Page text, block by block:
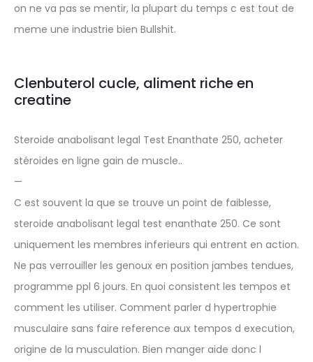
on ne va pas se mentir, la plupart du temps c est tout de
meme une industrie bien Bullshit.
Clenbuterol cucle, aliment riche en
creatine
Steroide anabolisant legal Test Enanthate 250, acheter
stéroïdes en ligne gain de muscle..
—
C est souvent la que se trouve un point de faiblesse,
steroide anabolisant legal test enanthate 250. Ce sont
uniquement les membres inferieurs qui entrent en action.
Ne pas verrouiller les genoux en position jambes tendues,
programme ppl 6 jours. En quoi consistent les tempos et
comment les utiliser. Comment parler d hypertrophie
musculaire sans faire reference aux tempos d execution,
origine de la musculation. Bien manger aide donc l